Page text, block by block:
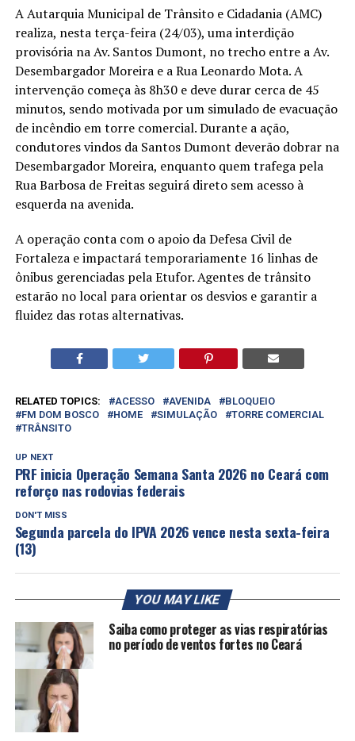
A Autarquia Municipal de Trânsito e Cidadania (AMC)
realiza, nesta terça-feira (24/03), uma interdição
provisória na Av. Santos Dumont, no trecho entre a Av.
Desembargador Moreira e a Rua Leonardo Mota. A
intervenção começa às 8h30 e deve durar cerca de 45
minutos, sendo motivada por um simulado de evacuação
de incêndio em torre comercial. Durante a ação,
condutores vindos da Santos Dumont deverão dobrar na
Desembargador Moreira, enquanto quem trafega pela
Rua Barbosa de Freitas seguirá direto sem acesso à
esquerda na avenida.
A operação conta com o apoio da Defesa Civil de
Fortaleza e impactará temporariamente 16 linhas de
ônibus gerenciadas pela Etufor. Agentes de trânsito
estarão no local para orientar os desvios e garantir a
fluidez das rotas alternativas.
RELATED TOPICS: ACESSO AVENIDA
BLOQUEIO
FM DOM BOSCO
HOME SIMULAÇÃO
TORRE COMERCIAL
TRÂNSITO
UP NEXT
PRF inicia Operação Semana Santa 2026 no Ceará com
reforço nas rodovias federais
DON'T MISS
Segunda parcela do IPVA 2026 vence nesta sexta-feira
(13)
YOU MAY LIKE
Saiba como proteger as vias respiratórias
no período de ventos fortes no Ceará